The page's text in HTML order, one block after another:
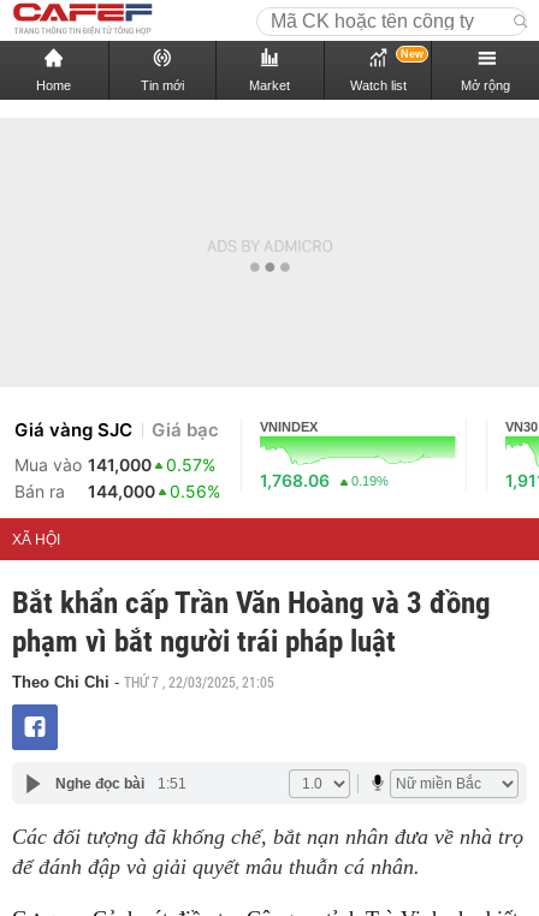
Home Tin mới Market Watch list
New
Mở rộng
Giá vàng SJC Giá bạc
Mua vào 141,000
0.57%
Bán ra
144,000 0.56%
VNINDEX
1,768.06 0.19%
VN30
XÃ HỘI
Bắt khẩn cấp Trần Văn Hoàng và 3 đồng
phạm vì bắt người trái pháp luật
Theo Chi Chi - THỨ 7 , 22/03/2025, 21:05
Nghe đọc bài 1:51
Các đối tượng đã khống chế, bắt nạn nhân đưa về nhà trọ
để đánh đập và giải quyết mâu thuẫn cá nhân.